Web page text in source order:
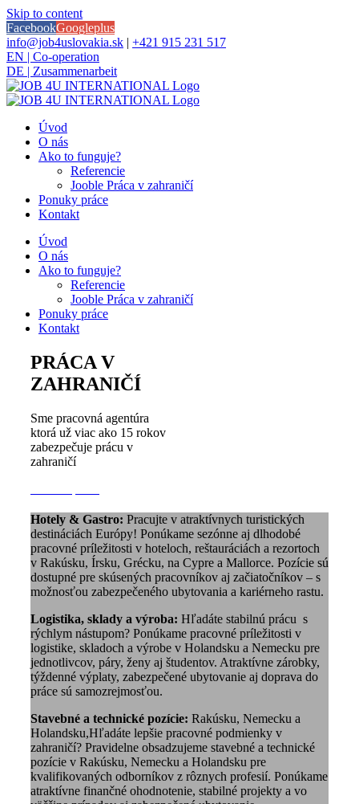
Skip to content
FacebookGoogleplus
info@job4uslovakia.sk | +421 915 231 517
EN | Co-operation
DE | Zusammenarbeit
Úvod
O nás
Ako to funguje?
Referencie
Jooble Práca v zahraničí
Ponuky práce
Kontakt
Úvod
O nás
Ako to funguje?
Referencie
Jooble Práca v zahraničí
Ponuky práce
Kontakt
PRÁCA V
ZAHRANIČÍ
Sme pracovná agentúra
ktorá už viac ako 15 rokov
zabezpečuje prácu v
zahraničí
Hotely & Gastro: Pracujte v atraktívnych turistických
destináciách Európy! Ponúkame sezónne aj dlhodobé
pracovné príležitosti v hoteloch, reštauráciách a rezortoch
v Rakúsku, Írsku, Grécku, na Cypre a Mallorce. Pozície sú
dostupné pre skúsených pracovníkov aj začiatočníkov – s
možnosťou zabezpečeného ubytovania a kariérneho rastu.
Logistika, sklady a výroba: Hľadáte stabilnú prácu s
rýchlym nástupom? Ponúkame pracovné príležitosti v
logistike, skladoch a výrobe v Holandsku a Nemecku pre
jednotlivcov, páry, ženy aj študentov. Atraktívne zárobky,
týždenné výplaty, zabezpečené ubytovanie aj doprava do
práce sú samozrejmosťou.
Stavebné a technické pozície: Rakúsku, Nemecku a
Holandsku,Hľadáte lepšie pracovné podmienky v
zahraničí? Pravidelne obsadzujeme stavebné a technické
pozície v Rakúsku, Nemecku a Holandsku pre
kvalifikovaných odborníkov z rôznych profesií. Ponúkame
atraktívne finančné ohodnotenie, stabilné projekty a vo